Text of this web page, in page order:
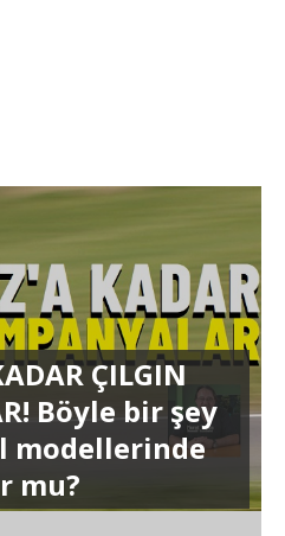
ÇILGIN
Böyle bir şey
modellerinde
mu?